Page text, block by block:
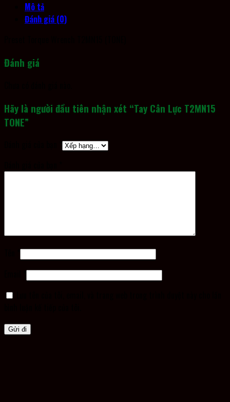
Mô tả
Đánh giá (0)
Đánh giá
Hãy là người đầu tiên nhận xét “Tay Cân Lực T2MN15
TONE”